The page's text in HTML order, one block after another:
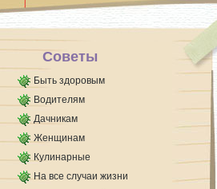
Немалое [...]
Советы
Быть здоровым
Водителям
Дачникам
Женщинам
Кулинарные
На все случаи жизни